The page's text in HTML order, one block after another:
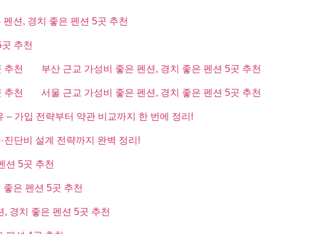
션, 경치 좋은 펜션 5곳 추천
추천
추천 부산 근교 가성비 좋은 펜션, 경치 좋은 펜션 5곳 추천
추천 서울 근교 가성비 좋은 펜션, 경치 좋은 펜션 5곳 추천
– 가입 전략부터 약관 비교까지 한 번에 정리!
진단비 설계 전략까지 완벽 정리!
션 5곳 추천
은 펜션 5곳 추천
경치 좋은 펜션 5곳 추천